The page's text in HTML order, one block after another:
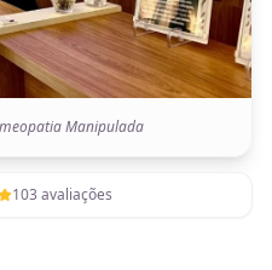
Manipulada
103 avaliações